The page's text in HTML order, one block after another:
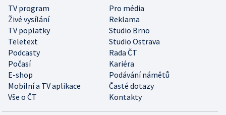
TV program
Pro média
Živé vysílání
Reklama
TV poplatky
Studio Brno
Teletext
Studio Ostrava
Podcasty
Rada ČT
Počasí
Kariéra
E-shop
Podávání námětů
Mobilní a TV aplikace
Časté dotazy
Vše o ČT
Kontakty